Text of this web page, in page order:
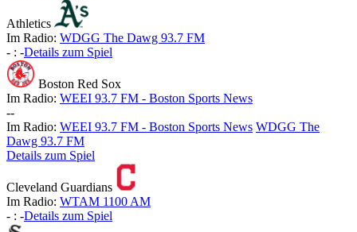
Athletics
Im Radio: WDGG The Dawg 93.7 FM
- : -Details zum Spiel
Boston Red Sox
Im Radio: WEEI 93.7 FM - Boston Sports News
--
Im Radio: WEEI 93.7 FM - Boston Sports News WDGG The
Dawg 93.7 FM
Details zum Spiel
Cleveland Guardians
Im Radio: WTAM 1100 AM
- : -Details zum Spiel